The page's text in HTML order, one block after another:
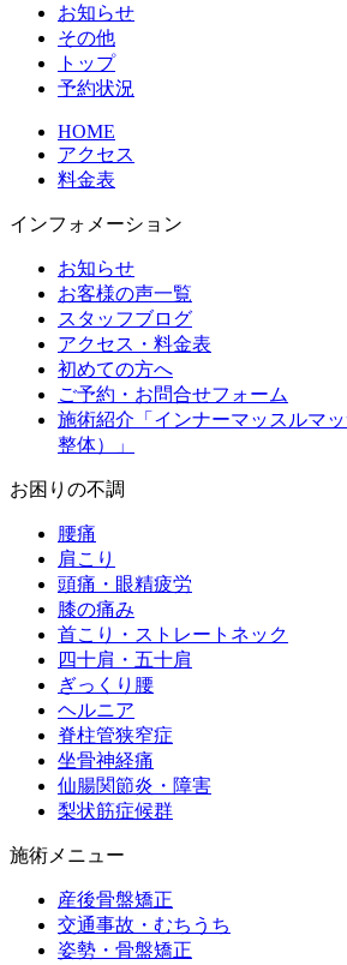
お知らせ
その他
トップ
予約状況
HOME
アクセス
料金表
インフォメーション
お知らせ
お客様の声一覧
スタッフブログ
アクセス・料金表
初めての方へ
ご予約・お問合せフォーム
施術紹介「インナーマッスルマ
整体）」
お困りの不調
腰痛
肩こり
頭痛・眼精疲労
膝の痛み
首こり・ストレートネック
四十肩・五十肩
ぎっくり腰
ヘルニア
脊柱管狭窄症
坐骨神経痛
仙腸関節炎・障害
梨状筋症候群
施術メニュー
産後骨盤矯正
交通事故・むちうち
姿勢・骨盤矯正